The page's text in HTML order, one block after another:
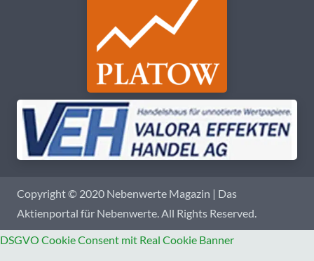
Copyright © 2020 Nebenwerte Magazin | Das
Aktienportal für Nebenwerte. All Rights Reserved.
DSGVO Cookie Consent mit Real Cookie Banner